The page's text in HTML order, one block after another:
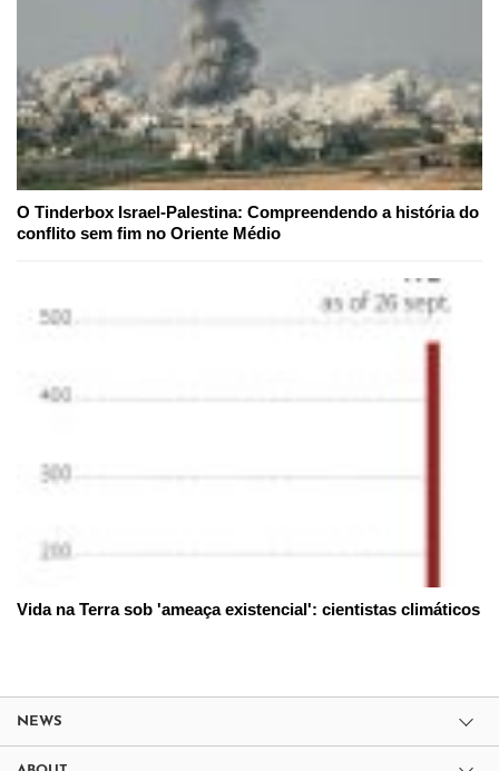
O Tinderbox Israel-Palestina: Compreendendo a história do
conflito sem fim no Oriente Médio
Vida na Terra sob 'ameaça existencial': cientistas climáticos
NEWS